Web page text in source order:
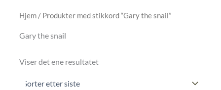
Hjem / Produkter med stikkord “Gary the snail”
Gary the snail
Viser det ene resultatet